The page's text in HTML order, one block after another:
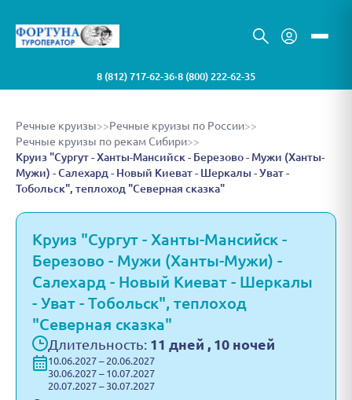
8 (812) 717-62-36•8 (800) 222-62-35
Речные круизы>>Речные круизы по России>>
Речные круизы по рекам Сибири>>
Круиз "Сургут - Ханты-Мансийск - Березово - Мужи (Ханты-
Мужи) - Салехард - Новый Киеват - Шеркалы - Уват -
Тобольск", теплоход "Северная сказка"
Круиз "Сургут - Ханты-Мансийск -
Березово - Мужи (Ханты-Мужи) -
Салехард - Новый Киеват - Шеркалы
- Уват - Тобольск", теплоход
"Северная сказка"
Длительность: 11 дней , 10 ночей
10.06.2027 – 20.06.2027
30.06.2027 – 10.07.2027
20.07.2027 – 30.07.2027